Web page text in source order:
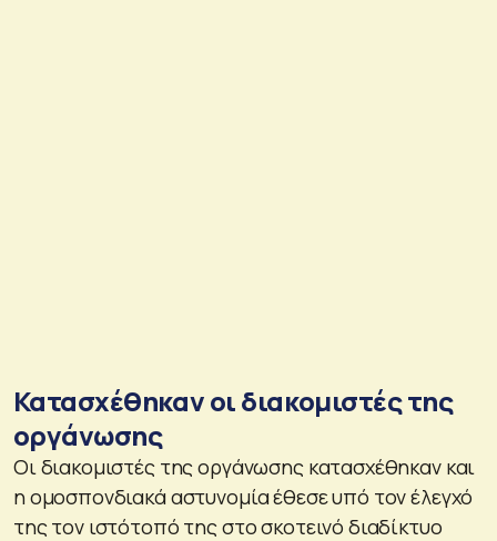
Κατασχέθηκαν οι διακομιστές της
οργάνωσης
Οι διακομιστές της οργάνωσης κατασχέθηκαν και
η ομοσπονδιακά αστυνομία έθεσε υπό τον έλεγχό
της τον ιστότοπό της στο σκοτεινό διαδίκτυο